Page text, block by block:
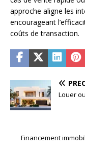
approche aligne les
encourageant
coûts de transaction.
Louer
Financement